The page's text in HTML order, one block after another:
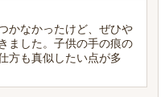
かなかったけど、ぜひや
ました。子供の手の痕の
方も真似したい点が多